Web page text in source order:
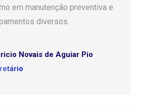
Novais de Aguiar Pio
em manutenção preventiva e
diversos.